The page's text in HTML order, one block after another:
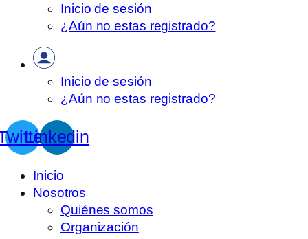
Inicio de sesión
¿Aún no estas registrado?
Inicio de sesión
¿Aún no estas registrado?
Linkedin
Inicio
Nosotros
Quiénes somos
Organización